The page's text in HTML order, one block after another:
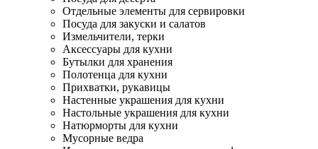
Отдельные элементы для сервировки
Посуда для закуски и салатов
Измельчители, терки
Аксессуары для кухни
Бутылки для хранения
Полотенца для кухни
Прихватки, рукавицы
Настенные украшения для кухни
Настольные украшения для кухни
Натюрморты для кухни
Мусорные ведра